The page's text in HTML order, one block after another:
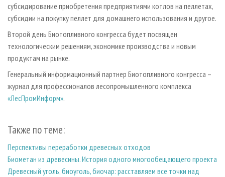
субсидирование приобретения предприятиями котлов на пеллетах,
субсидии на покупку пеллет для домашнего использования и другое.
Второй день Биотопливного конгресса будет посвящен
технологическим решениям, экономике производства и новым
продуктам на рынке.
Генеральный информационный партнер Биотопливного конгресса –
журнал для профессионалов лесопромышленного комплекса
«ЛесПромИнформ».
Также по теме:
Перспективы переработки древесных отходов
Биометан из древесины. История одного многообещающего проекта
Древесный уголь, биоуголь, биочар: расставляем все точки над